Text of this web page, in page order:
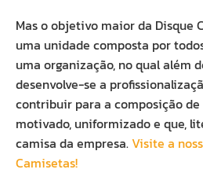
Mas o objetivo maior da Disque
uma unidade composta por
uma organização, no qual além
desenvolve-se a
contribuir para a composição
motivado, uniformizado e que,
camisa da empresa.Visite a
Camisetas!